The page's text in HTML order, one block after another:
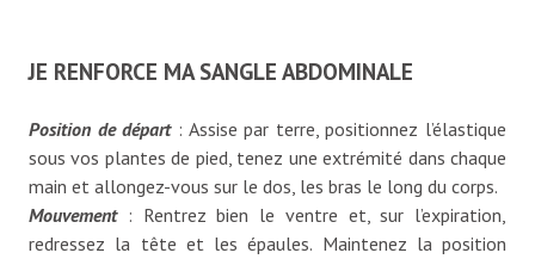
JE RENFORCE MA SANGLE ABDOMINALE
Position de départ: Assise par terre, positionnez l’élastique
sous vos plantes de pied, tenez une extrémité dans chaque
main et allongez-vous sur le dos, les bras le long du corps.
Mouvement: Rentrez bien le ventre et, sur l’expiration,
redressez la tête et les épaules. Maintenez la position